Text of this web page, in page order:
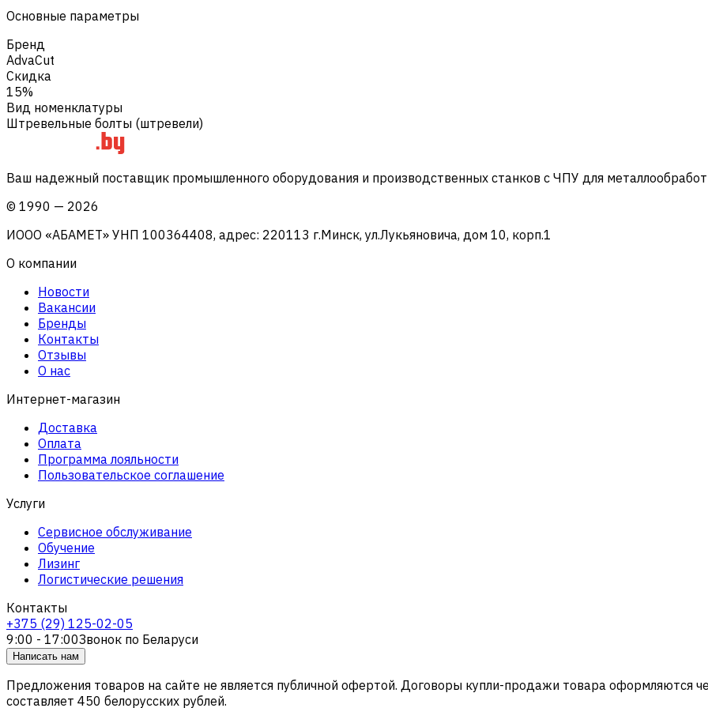
Основные параметры
Бренд
AdvaCut
Скидка
15%
Вид номенклатуры
Штревельные болты (штревели)
Ваш надежный поставщик промышленного оборудования и производственных станков с ЧПУ для
© 1990 — 2026
ИООО «АБАМЕТ» УНП 100364408, адрес: 220113 г.Минск, ул.Лукьяновича, дом 10, корп.1
О компании
Новости
Вакансии
Бренды
Контакты
Отзывы
О нас
Интернет-магазин
Доставка
Оплата
Программа лояльности
Пользовательское соглашение
Услуги
Сервисное обслуживание
Обучение
Лизинг
Логистические решения
Контакты
+375 (29) 125-02-05
9:00 - 17:00Звонок по Беларуси
Написать нам
Предложения товаров на сайте не является публичной офертой. Договоры купли-продажи товара оформляются
составляет 450 белорусских рублей.